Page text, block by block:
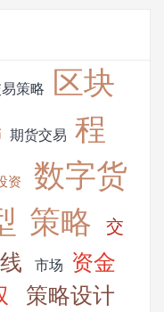
策略
区块
期货交易 程
资
数字货
策略
交
市场
资金
策略设计